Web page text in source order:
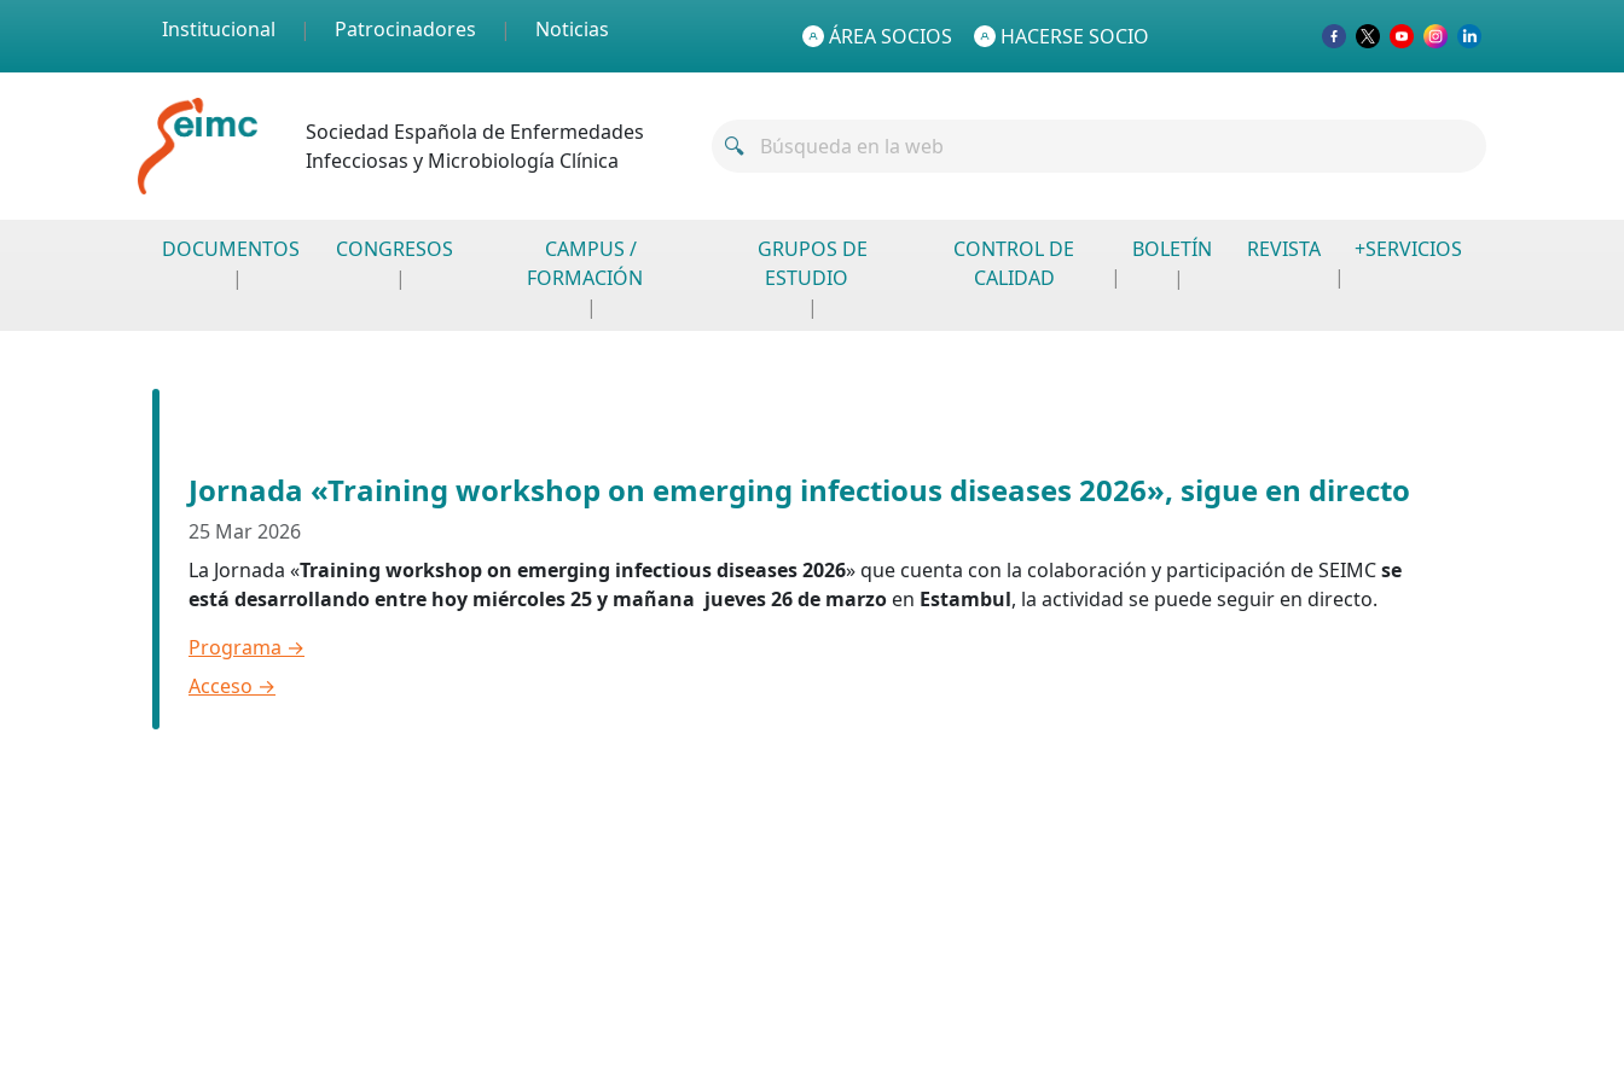
Institucional Patrocinadores Noticias ÁREA SOCIOS HACERSE SOCIO
Sociedad Española de Enfermedades
Infecciosas y Microbiología Clínica
DOCUMENTOS CONGRESOS
CAMPUS /
FORMACIÓN
GRUPOS DE
ESTUDIO
CONTROL DE
CALIDAD
BOLETÍN REVISTA +SERVICIOS
Jornada «Training workshop on emerging infectious diseases 2026», sigue en directo
25 Mar 2026
La Jornada «Training workshop on emerging infectious diseases 2026» que cuenta con la colaboración y participación de SEIMCse
está desarrollandoentre hoy miércoles 25 y mañana jueves 26de marzo en Estambul, la actividad se puede seguir en directo.
Programa →
Acceso →